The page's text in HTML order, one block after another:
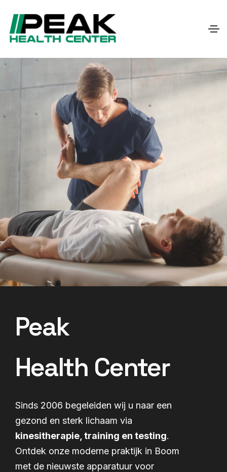
Peak
Health Center
Sinds 2006 begeleiden wij u naar een
gezond en sterk lichaam via
kinesitherapie, training en testing.
Ontdek onze moderne praktijk in Boom
met de nieuwste apparatuur voor